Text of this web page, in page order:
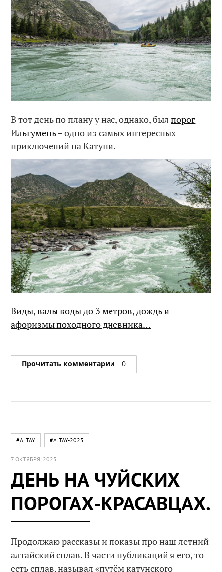
В тот день по плану у нас, однако, былпорог
Ильгумень– одно из самых интересных
приключений на Катуни.
Виды, валы воды до 3 метров, дождь и
афоризмы походного дневника…
Прочитать комментарии 0
#ALTAY #ALTAY-2025
7 ОКТЯБРЯ, 2025
ДЕНЬ НА ЧУЙСКИХ
ПОРОГАХ-КРАСАВЦАХ.
Продолжаю рассказы и показы про наш летний
алтайский сплав. В части публикаций я его, то
есть сплав, называл «путём катунского